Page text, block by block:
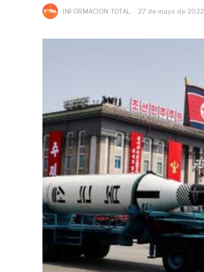
INFORMACIÓN TOTAL 27 de mayo de 2022